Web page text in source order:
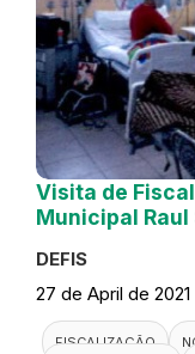
Visita de
Municipal Raul
DEFIS
27 de April de 2021
FISCALIZAÇÃO